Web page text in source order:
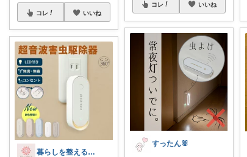
コレ いいね
暮らしを整える研究所🍀
コレ いいね
すったん🐰